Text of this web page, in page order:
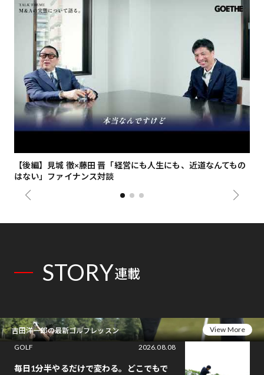
【後編】見城 徹×藤田 晋「経営にも人生にも、近道なんてもの
はない」ファイナンス対談
STORY連載
吉田洋一郎の最新ゴルフレッスン
View More
GOLF
2026.08.08
毎日1分半やるだけで変わる。どこでもで